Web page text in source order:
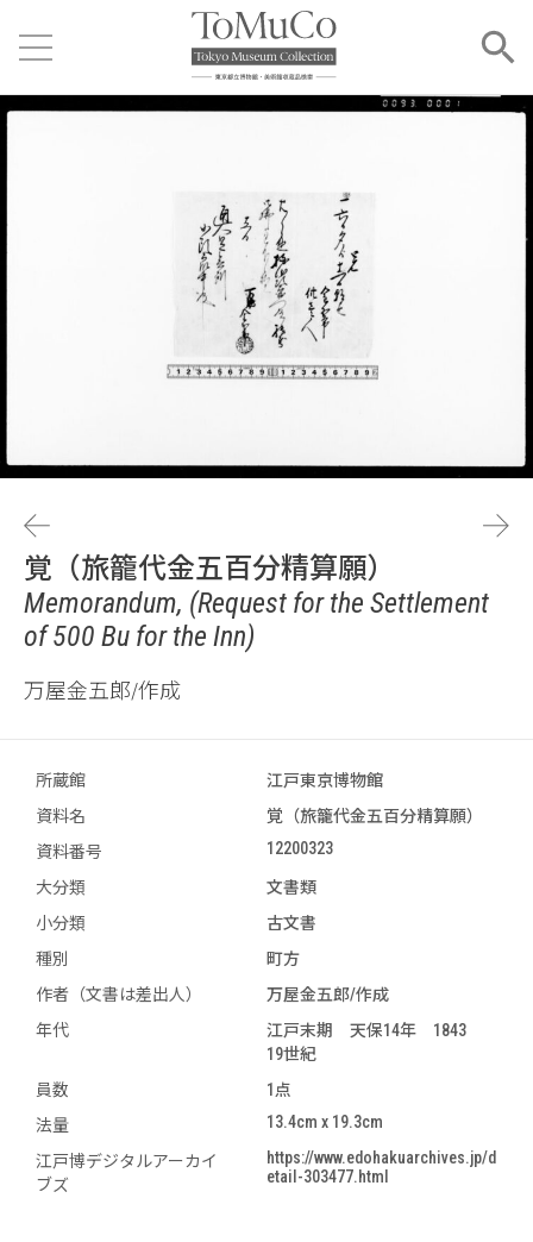
覚（旅籠代金五百分精算願）
Memorandum, (Request for the Settlement
of 500 Bu for the Inn)
万屋金五郎/作成
所蔵館
江戸東京博物館
資料名
覚（旅籠代金五百分精算願）
資料番号
12200323
大分類
文書類
小分類
古文書
種別
町方
作者（文書は差出人）
万屋金五郎/作成
年代
江戸末期 天保14年 1843
19世紀
員数
1点
法量
13.4cm x 19.3cm
江戸博デジタルアーカイ
ブズ
https://www.edohakuarchives.jp/d
etail-303477.html